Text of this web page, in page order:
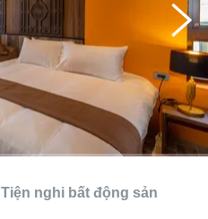
Tiện nghi bất động sản